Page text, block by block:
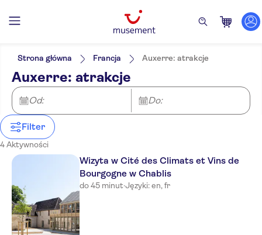
Filtry
NO-PICKUP
Bilet
Natychmiastowe potwierdzenie
Bezpłatne anulowanie
Lokalny charakter
Wheelchair access
Zajęcia rekreacyjne
Język
Strona główna Francja Auxerre: atrakcje
Auxerre: atrakcje
Od: Do:
Filter
4 Aktywności
Wizyta w Cité des Climats et Vins de
Bourgogne w Chablis
do 45 minut·Języki: en, fr